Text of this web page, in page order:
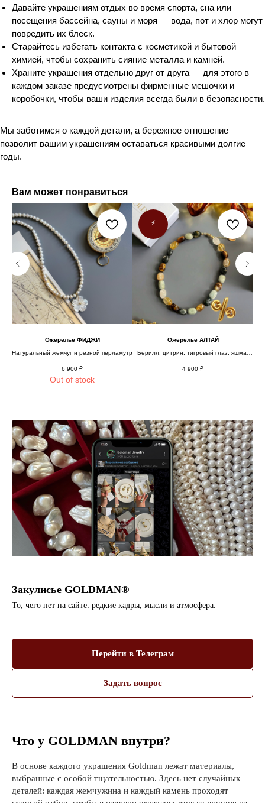
Давайте украшениям отдых во время спорта, сна или
посещения бассейна, сауны и моря — вода, пот и хлор могут
повредить их блеск.
Старайтесь избегать контакта с косметикой и бытовой
химией, чтобы сохранить сияние металла и камней.
Храните украшения отдельно друг от друга — для этого в
каждом заказе предусмотрены фирменные мешочки и
коробочки, чтобы ваши изделия всегда были в безопасности.
Мы заботимся о каждой детали, а бережное отношение
позволит вашим украшениям оставаться красивыми долгие
годы.
Вам может понравиться
Ожерелье ФИДЖИ
Натуральный жемчуг и резной перламутр
6 900 ₽
Out of stock
⚡️
Ожерелье АЛТАЙ
Берилл, цитрин, тигровый глаз, яшма,
4 900 ₽
Закулисье GOLDMAN®
То, чего нет на сайте: редкие кадры, мысли и атмосфера.
Перейти в Телеграм
Задать вопрос
Что у GOLDMAN внутри?
В основе каждого украшения Goldman лежат материалы,
выбранные с особой тщательностью. Здесь нет случайных
деталей: каждая жемчужина и каждый камень проходят